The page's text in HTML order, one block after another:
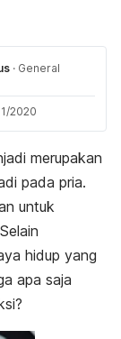
· General
2020
merupakan
pada pria.
untuk
hidup yang
apa saja